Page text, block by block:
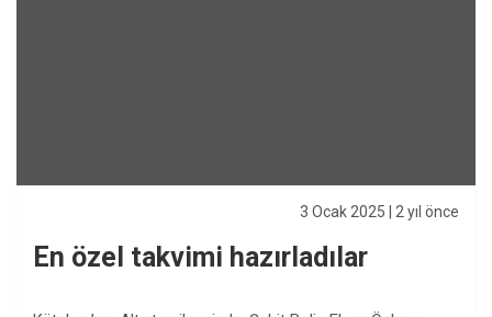
3 Ocak 2025 | 2 yıl önce
En özel takvimi hazırladılar